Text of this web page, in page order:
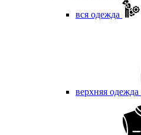
вся одежда
верхняя одежда